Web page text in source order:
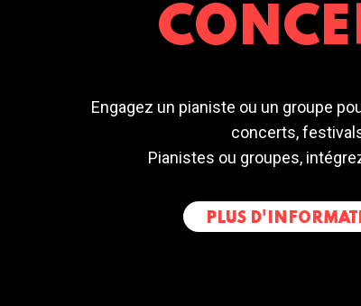
Engagez un pianiste ou un groupe
concerts,
Pianistes ou groupes,
PLUS